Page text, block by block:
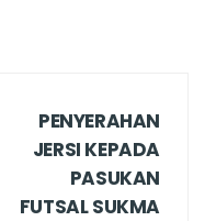
PENYERAHAN
JERSI KEPADA
PASUKAN
FUTSAL SUKMA